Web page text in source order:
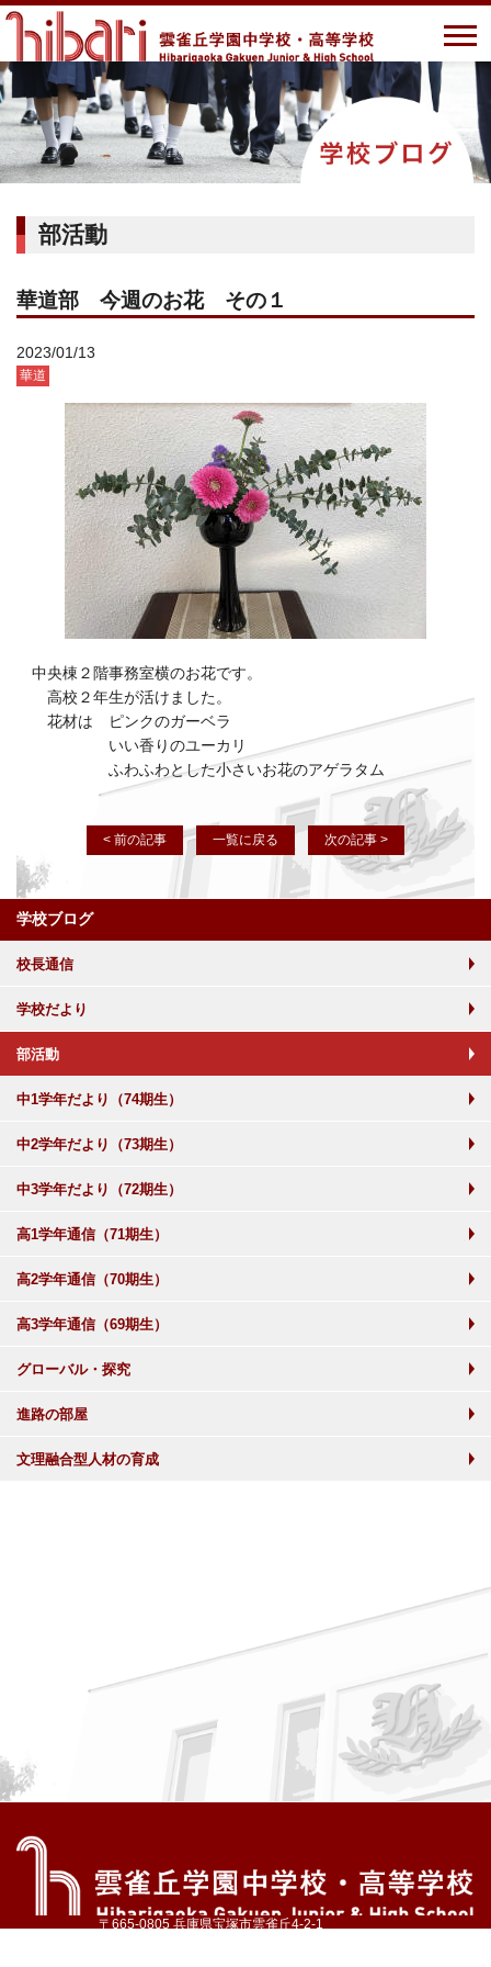
部活動
華道部 今週のお花 その１
2023/01/13
華道
中央棟２階事務室横のお花です。
高校２年生が活けました。
花材は ピンクのガーベラ
いい香りのユーカリ
ふわふわとした小さいお花のアゲラタム
< 前の記事 一覧に戻る 次の記事 >
学校ブログ
校長通信
学校だより
部活動
中1学年だより（74期生）
中2学年だより（73期生）
中3学年だより（72期生）
高1学年通信（71期生）
高2学年通信（70期生）
高3学年通信（69期生）
グローバル・探究
進路の部屋
文理融合型人材の育成
〒665-0805 兵庫県宝塚市雲雀丘4-2-1